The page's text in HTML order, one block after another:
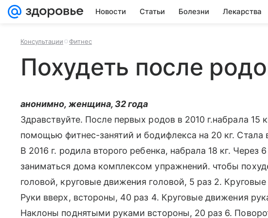
Новости Статьи Болезни Лекарства
Консультации Фитнес
Похудеть после
анонимно, женщина, 32 года
Здравствуйте. После первых родов в 2010 г.набрала 15
помощью фитнес-занятий и бодифлекса на 20 кг. Стала
В 2016 г. родила второго ребенка, набрала 18 кг. Через
заниматься дома комплексом упражнений. чтобы
головой, круговые движения головой, 5 раз 2.
Руки вверх, встороны, 40 раз 4. Круговые движения
Наклоны поднятыми руками встороны, 20 раз 6.